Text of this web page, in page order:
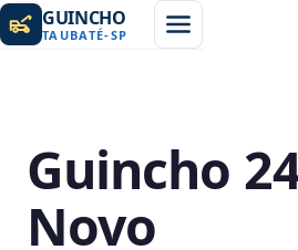
GUINCHO
TAUBATÉ-SP
Guincho
Novo